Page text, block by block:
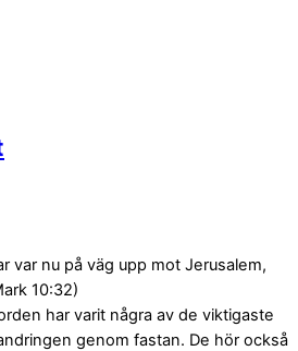
var nu på väg upp mot Jerusalem,
10:32)
har varit några av de viktigaste
genom fastan. De hör också